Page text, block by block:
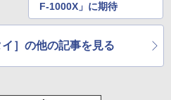
F-1000X」に期待
イ］の他の記事を見る